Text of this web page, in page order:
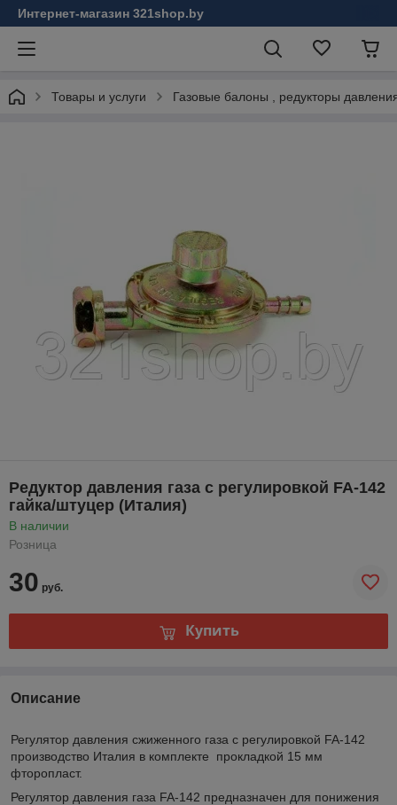
Интернет-магазин 321shop.by
Товары и услуги Газовые балоны , редукторы
Редуктор давления газа с регулировкой FA-142
гайка/штуцер (Италия)
В наличии
Розница
30 руб.
Купить
Описание
Регулятор давления сжиженного газа с регулировкой FA-142
производство Италия в комплекте прокладкой 15 мм
фторопласт.
Регулятор давления газа FA-142 предназначен для понижения